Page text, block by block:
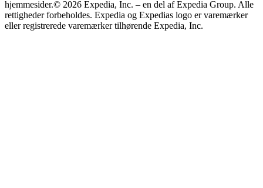
hjemmesider.© 2026 Expedia, Inc. – en del af Expedia Group. Alle
rettigheder forbeholdes. Expedia og Expedias logo er varemærker
eller registrerede varemærker tilhørende Expedia, Inc.